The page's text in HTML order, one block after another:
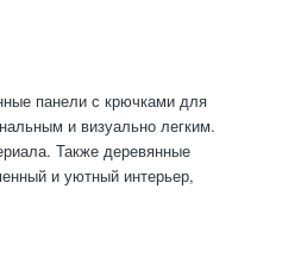
панели с крючками для
и визуально легким.
Также деревянные
и уютный интерьер,